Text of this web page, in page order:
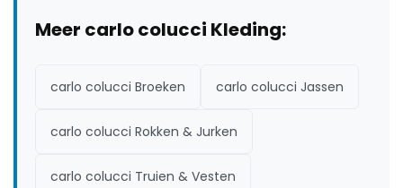
Meer carlo colucci Kleding:
carlo colucci Broeken carlo colucci Jassen
carlo colucci Rokken & Jurken
carlo colucci Truien & Vesten